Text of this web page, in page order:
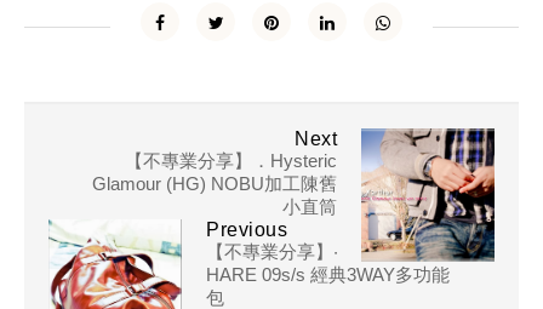
Next
【不專業分享】．Hysteric
Glamour (HG) NOBU加工陳舊
小直筒
Previous
【不專業分享】‧
HARE 09s/s 經典3WAY多功能
包